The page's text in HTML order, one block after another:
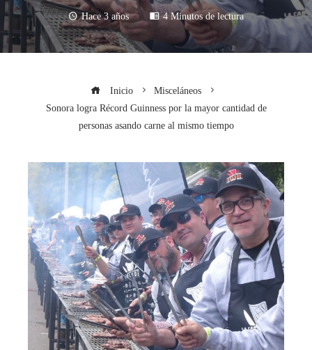
Hace 3 años 4 Minutos de lectura
Inicio
Misceláneos
Sonora logra Récord Guinness por la mayor cantidad de
personas asando carne al mismo tiempo